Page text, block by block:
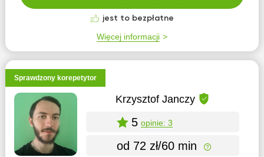
jest to bezpłatne
Więcej informacji
Sprawdzony korepetytor
Krzysztof Janczy
5 opinie: 3
od 72 zł/60 min